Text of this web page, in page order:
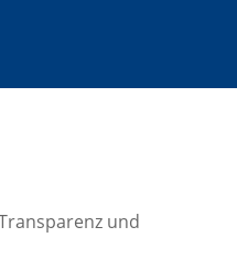
und